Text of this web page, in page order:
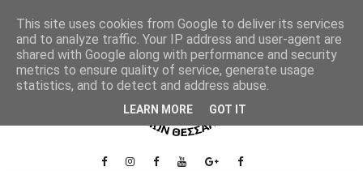
This site uses cookies from Google to deliver its services
and to analyze traffic. Your IP address and user-agent are
shared with Google along with performance and security
metrics to ensure quality of service, generate usage
statistics, and to detect and address abuse.
LEARN MORE GOT IT